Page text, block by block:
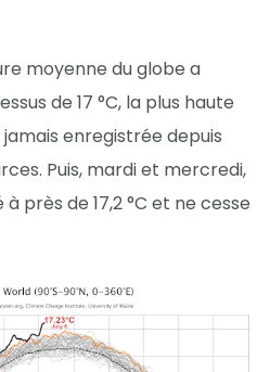
moyenne du globe a
de 17 °C, la plus haute
enregistrée depuis
Puis, mardi et mercredi,
près de 17,2 °C et ne cesse